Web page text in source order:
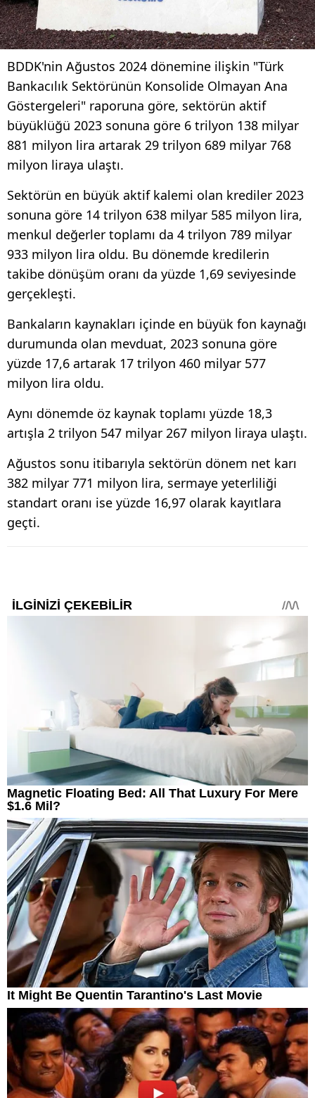
BDDK'nin Ağustos 2024 dönemine ilişkin "Türk
Bankacılık Sektörünün Konsolide Olmayan Ana
Göstergeleri" raporuna göre, sektörün aktif
büyüklüğü 2023 sonuna göre 6 trilyon 138 milyar
881 milyon lira artarak 29 trilyon 689 milyar 768
milyon liraya ulaştı.
Sektörün en büyük aktif kalemi olan krediler 2023
sonuna göre 14 trilyon 638 milyar 585 milyon lira,
menkul değerler toplamı da 4 trilyon 789 milyar
933 milyon lira oldu. Bu dönemde kredilerin
takibe dönüşüm oranı da yüzde 1,69 seviyesinde
gerçekleşti.
Bankaların kaynakları içinde en büyük fon kaynağı
durumunda olan mevduat, 2023 sonuna göre
yüzde 17,6 artarak 17 trilyon 460 milyar 577
milyon lira oldu.
Aynı dönemde öz kaynak toplamı yüzde 18,3
artışla 2 trilyon 547 milyar 267 milyon liraya ulaştı.
Ağustos sonu itibarıyla sektörün dönem net karı
382 milyar 771 milyon lira, sermaye yeterliliği
standart oranı ise yüzde 16,97 olarak kayıtlara
geçti.